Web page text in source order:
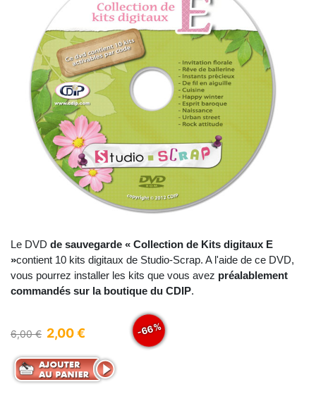
Le DVD de sauvegarde « Collection de Kits digitaux E
»contient 10 kits digitaux de Studio-Scrap. A l'aide de ce DVD,
vous pourrez installer les kits que vous avez préalablement
commandés sur la boutique du CDIP.
6,00 € 2,00 € -66%